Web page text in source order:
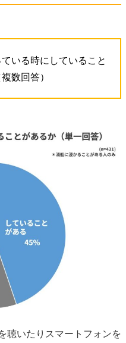
いる時にしていること
数回答）
聴いたりスマートフォンを